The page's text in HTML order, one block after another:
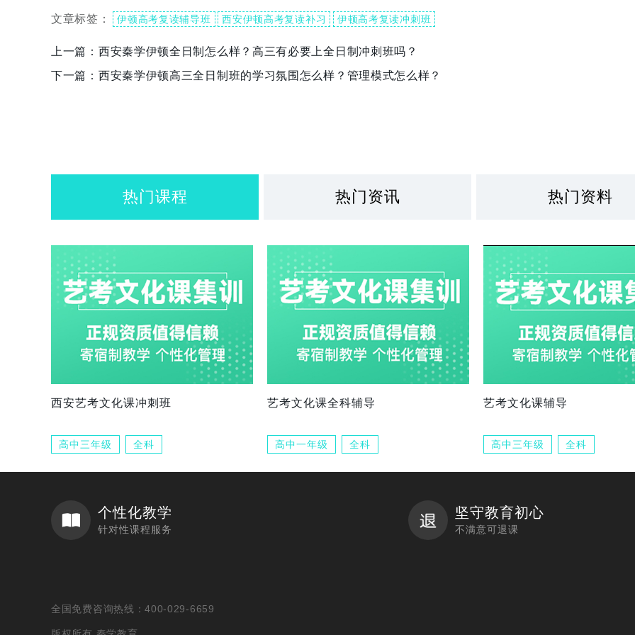
文章标签： 伊顿高考复读辅导班 西安伊顿高考复读补习 伊顿高考复读冲刺班
上一篇： 西安秦学伊顿全日制怎么样？高三有必要上全日制冲刺班吗？
下一篇： 西安秦学伊顿高三全日制班的学习氛围怎么样？管理模式怎么样？
热门课程 热门资讯 热门资料
西安艺考文化课冲刺班
高中三年级 全科
艺考文化课全科辅导
高中一年级 全科
艺考文化课辅导
高中三年级 全科
个性化教学
针对性课程服务
坚守教育初心
不满意可退课
全国免费咨询热线：400-029-6659